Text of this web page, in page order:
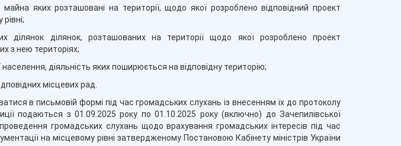
яких розташовані на території, щодо якої розроблено відповідний проект
ділянок ділянок, розташованих на території щодо якої розроблено проект
з нею територіях;
населення, діяльність яких поширюється на відповідну територію;
місцевих рад.
в письмовій формі під час громадських слухань із внесенням їх до протоколу
подаються з 01.09.2025 року по 01.10.2025 року (включно) до Зачепилівської
громадських слухань щодо врахування громадських інтересів під час
на місцевому рівні затвердженому Постановою Кабінету міністрів України